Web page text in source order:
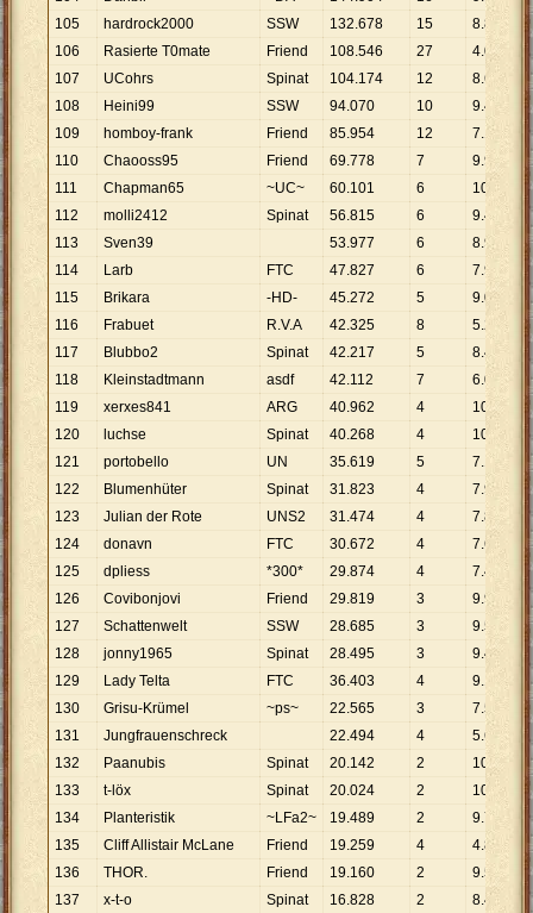
105
hardrock2000 SSW 132.678 15 8.845
106
Rasierte T0mate Friend 108.546 27 4.020
107
UCohrs Spinat 104.174 12 8.681
108
Heini99 SSW 94.070 10 9.407
109
homboy-frank Friend 85.954 12 7.163
110
Chaooss95 Friend 69.778 7 9.968
111
Chapman65 ~UC~ 60.101 6 10
112
molli2412 Spinat 56.815 6 9.469
113
Sven39 53.977 6 8.996
114
Larb FTC 47.827 6 7.971
115
Brikara -HD- 45.272 5 9.054
116
Frabuet R.V.A 42.325 8 5.291
117
Blubbo2 Spinat 42.217 5 8.443
118
Kleinstadtmann asdf 42.112 7 6.016
119
xerxes841 ARG 40.962 4 10 .241
120
luchse Spinat 40.268 4 10
067
121
portobello UN 35.619 5 7.
122
Blumenhüter Spinat 31.823 4 7.956
123
Julian der Rote UNS2 31.474 4 7.869
124
donavn FTC 30.672 4 7.668
125
dpliess *300* 29.874 4 7.469
126
Covibonjovi Friend 29.819 3 9.940
127
Schattenwelt SSW 28.685 3 9.562
128
jonny1965 Spinat 28.495 3 9.498
129
Lady Telta FTC 36.403 4 9.
130
Grisu-Krümel ~ps~ 22.565 3 7.522
131
Jungfrauenschreck 22.494 4 5.624
132
Paanubis Spinat 20.142 2 10 .071
133
t-löx Spinat 20.024 2 10
012
134
Planteristik ~LFa2~ 19.489 2 9.745
135
Cliff Allistair McLane Friend 19.259 4 4.815
136
THOR. Friend 19.160 2 9.580
137
x-t-o Spinat 16.828 2 8.414